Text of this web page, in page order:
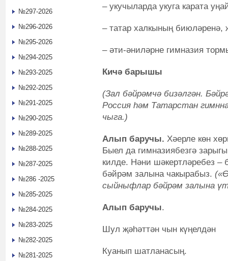
– укучыларда укуга карата
– татар халкының
– әти-әниләрне гимназия
Кичә барышы
(Зал бәйрәмчә бизәлгән.
Россия һәм Татарстан
чыга.)
Алып баручы. Хәерле көн
Быел да гимназиябезгә
килде. Нәни шәкертләребез
бәйрәм залына чакырабыз.
сыйныфлар бәйрәм залына
Алып баручы.
Шул җәһәттән чын күңелдән
Куанып шатланасың.
№297-2026
№296-2026
№295-2026
№294-2025
№293-2025
№292-2025
№291-2025
№290-2025
№289-2025
№288-2025
№287-2025
№286 -2025
№285-2025
№284-2025
№283-2025
№282-2025
№281-2025